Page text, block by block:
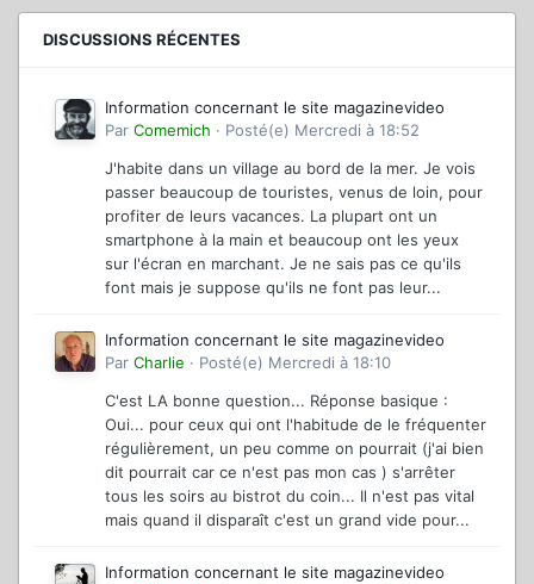
DISCUSSIONS RÉCENTES
Information concernant le site magazinevideo
Par Comemich · Posté(e) Mercredi à 18:52
J'habite dans un village au bord de la mer. Je vois
passer beaucoup de touristes, venus de loin, pour
profiter de leurs vacances. La plupart ont un
smartphone à la main et beaucoup ont les yeux
sur l'écran en marchant. Je ne sais pas ce qu'ils
font mais je suppose qu'ils ne font pas leur...
Information concernant le site magazinevideo
Par Charlie · Posté(e) Mercredi à 18:10
C'est LA bonne question... Réponse basique :
Oui... pour ceux qui ont l'habitude de le fréquenter
régulièrement, un peu comme on pourrait (j'ai bien
dit pourrait car ce n'est pas mon cas ) s'arrêter
tous les soirs au bistrot du coin... Il n'est pas vital
mais quand il disparaît c'est un grand vide pour...
Information concernant le site magazinevideo